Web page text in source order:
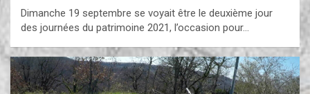
Dimanche 19 septembre se voyait être le deuxième jour
des journées du patrimoine 2021, l’occasion pour…